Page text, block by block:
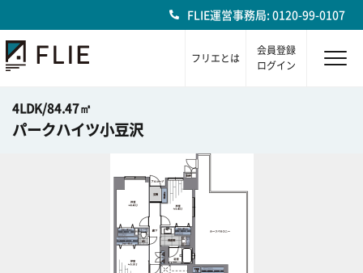
FLIE運営事務局: 0120-99-0107
フリエとは
会員登録
ログイン
4LDK/84.47㎡
パークハイツ小豆沢